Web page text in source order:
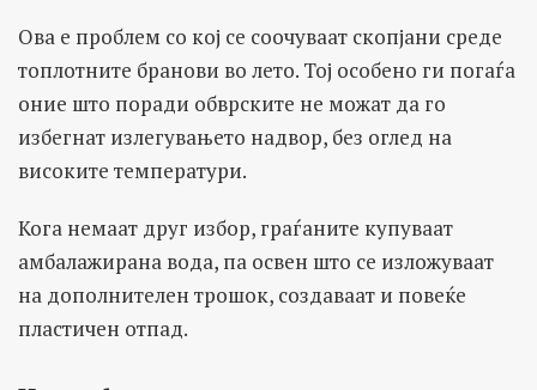
Ова е проблем со кој се соочуваат скопјани среде
топлотните бранови во лето. Тој особено ги погаѓа
оние што поради обврските не можат да го
избегнат излегувањето надвор, без оглед на
високите температури.
Кога немаат друг избор, граѓаните купуваат
амбалажирана вода, па освен што се изложуваат
на дополнителен трошок, создаваат и повеќе
пластичен отпад.